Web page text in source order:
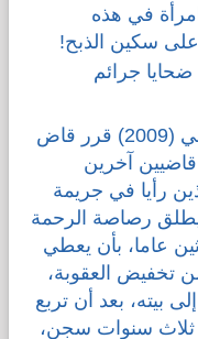
في هذه
سكين الذبح!
ضحايا جرائم
في مثل هذا اليوم من العام الماضي (2009) قرر قاض
آخرين
رأيا في جريمة
رصاصة الرحمة
عاما، بأن يعطي
تخفيض العقوبة،
بيته، بعد أن تربع
سنوات سجن،